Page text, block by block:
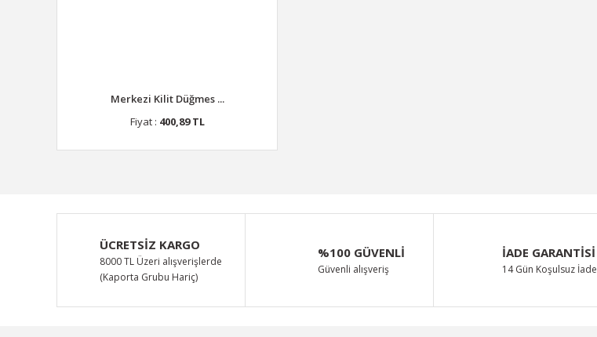
Merkezi Kilit Düğmes ...
Fiyat : 400,89 TL
ÜCRETSİZ KARGO
8000 TL Üzeri alışverişlerde
(Kaporta Grubu Hariç)
%100 GÜVENLİ
Güvenli alışveriş
İADE GARANTİSİ
14 Gün Koşulsuz İade